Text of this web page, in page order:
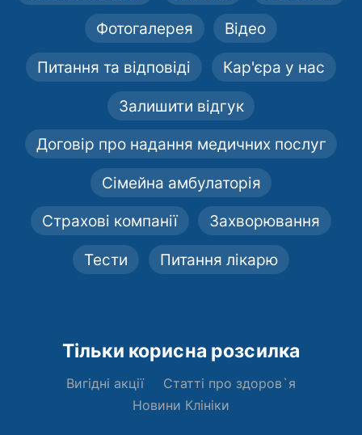
Фотогалерея Відео
Питання та відповіді Кар'єра у нас
Залишити відгук
Договір про надання медичних послуг
Сімейна амбулаторія
Страхові компанії Захворювання
Тести Питання лікарю
Тільки корисна розсилка
Вигідні акції
Статті про здоров`я
Новини Клініки